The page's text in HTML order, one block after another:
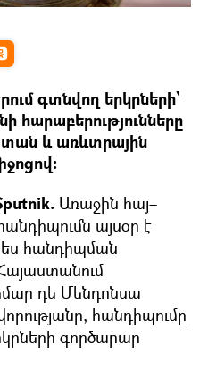
գտնվող երկրների`
հարաբերությունները
և առևտրային
Առաջին հայ–
այսօր է
հանդիպման
դե Մենդոնսա
հանդիպումը
գործարար